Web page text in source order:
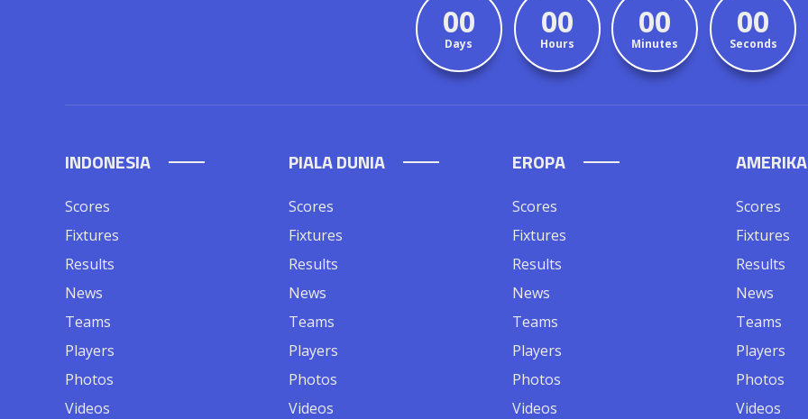
00
Days
00
Hours
00
Minutes
00
Seconds
INDONESIA
Scores
Fixtures
Results
News
Teams
Players
Photos
Videos
PIALA DUNIA
Scores
Fixtures
Results
News
Teams
Players
Photos
Videos
EROPA
Scores
Fixtures
Results
News
Teams
Players
Photos
Videos
AMERIKA
Scores
Fixtures
Results
News
Teams
Players
Photos
Videos